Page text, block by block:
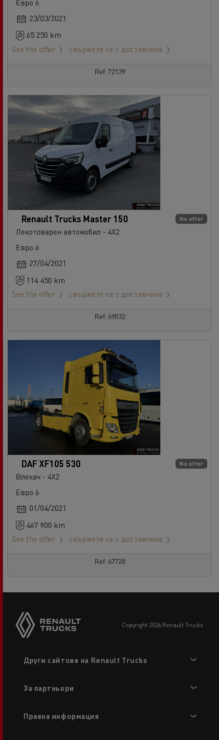
Евро 6
23/03/2021
65 250 km
See the offer
свържете се с доставчика
Ref: 72139
No offer
Renault Trucks Master 150
Лекотоварен автомобил - 4X2
Евро 6
27/04/2021
114 450 km
See the offer
свържете се с доставчика
Ref: 69032
No offer
DAF XF105 530
Влекач - 4X2
Евро 6
01/04/2021
467 900 km
See the offer
свържете се с доставчика
Ref: 67728
copyright 2026 Renault Trucks
menu
Други сайтове на Renault Trucks
За партньори
Правна информация